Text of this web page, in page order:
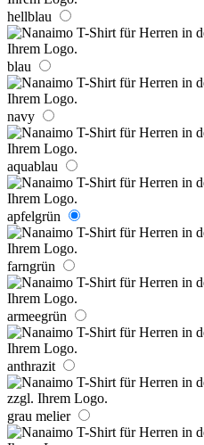
hellblau
blau
navy
aquablau
apfelgrün
farngrün
armeegrün
anthrazit
grau melier